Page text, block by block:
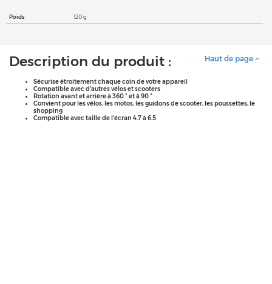
Poids 120 g
Haut de page
Description du produit :
Sécurise étroitement chaque coin de votre appareil
Compatible avec d'autres vélos et scooters
Rotation avant et arrière à 360 ° et à 90 °
Convient pour les vélos, les motos, les guidons de scooter,les poussettes, le
shopping
Compatible avec taille de l'écran 4.7 à 6.5